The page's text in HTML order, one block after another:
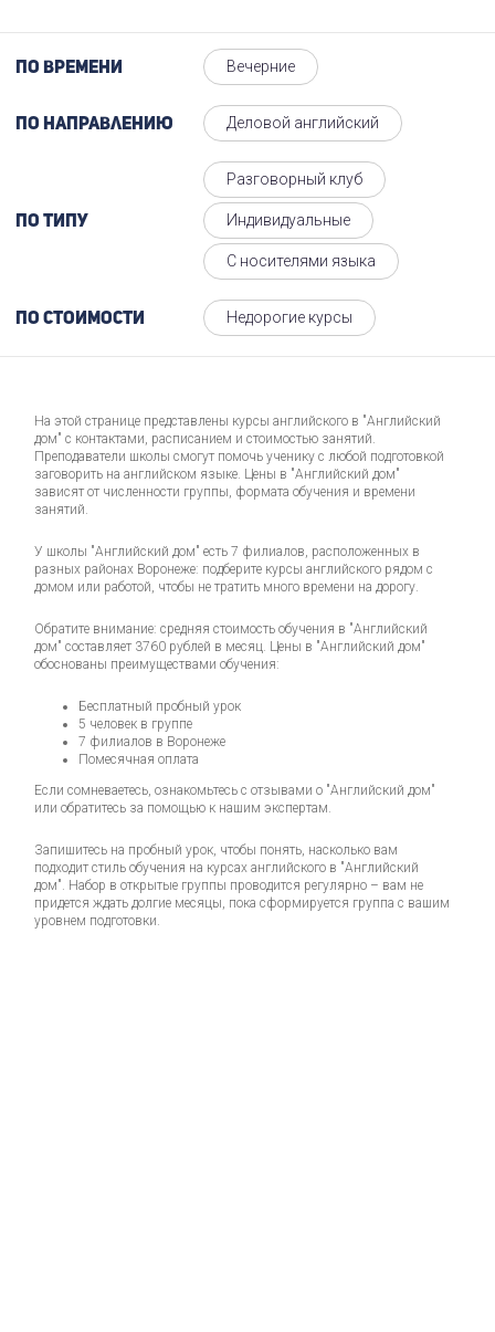
На этой странице представлены курсы английского в "Английский
дом" с контактами, расписанием и стоимостью занятий.
Преподаватели школы смогут помочь ученику с любой подготовкой
заговорить на английском языке. Цены в "Английский дом"
зависят от численности группы, формата обучения и времени
занятий.
У школы "Английский дом" есть 7 филиалов, расположенных в
разных районах Воронеже: подберите курсы английского рядом с
домом или работой, чтобы не тратить много времени на дорогу.
Обратите внимание: средняя стоимость обучения в "Английский
дом" составляет 3760 рублей в месяц. Цены в "Английский дом"
обоснованы преимуществами обучения:
Бесплатный пробный урок
5 человек в группе
7 филиалов в Воронеже
Помесячная оплата
Если сомневаетесь, ознакомьтесь с отзывами о "Английский дом"
или обратитесь за помощью к нашим экспертам.
Запишитесь на пробный урок, чтобы понять, насколько вам
подходит стиль обучения на курсах английского в "Английский
дом". Набор в открытые группы проводится регулярно – вам не
придется ждать долгие месяцы, пока сформируется группа с вашим
уровнем подготовки.
По времени Вечерние
По направлению Деловой английский
По типу
Разговорный клуб
Индивидуальные
С носителями языка
По стоимости Недорогие курсы